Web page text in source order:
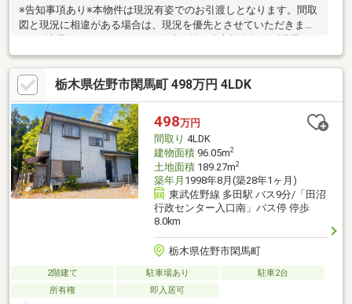
※告知事項あり※本物件は現況有姿でのお引渡しとなります。間取
図と現況に相違がある場合は、現況を優先とさせていただきま
定。※単独浄化槽＜教育施設＞吉水小学校・田沼東中学校
栃木県佐野市閑馬町 498万円 4LDK
498万円
間取り 4LDK
建物面積96.05m2
土地面積189.27m2
築年月 1998年8月(築28年1ヶ月)
東武佐野線 多田駅 バス9分/「田沼
行政センター入口南」バス停 停歩
8.0km
栃木県佐野市閑馬町
2階建て 駐車場あり
駐車2台
所有権
即入居可